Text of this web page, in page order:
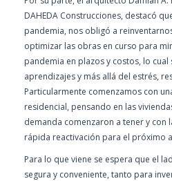
DAHEDA Construcciones, destacó
pandemia, nos obligó a
optimizar las obras en curso para
pandemia en plazos y costos, lo
aprendizajes y más allá del estrés,
Particularmente comenzamos con
residencial, pensando en las
demanda comenzaron a tener y con
rápida reactivación para el próximo
Para lo que viene se espera que el
segura y conveniente, tanto para